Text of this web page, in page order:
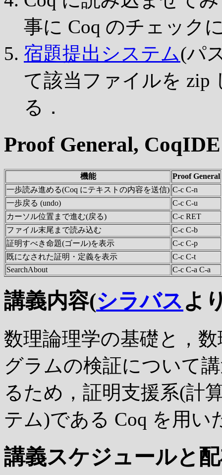
事に Coq のチェック
宿題提出システム(パ
て該当ファイルを zip
る．
Proof General,
機能
Proof General
一歩読み進める(Coq にテキストの内容を送信) C-c C-n
一歩戻る (undo)
C-c C-u
カーソル位置まで進む(戻る)
C-c RET
ファイル末尾まで読み込む
C-c C-b
証明すべき命題(ゴール)を表示
C-c C-p
既になされた証明・定義を表示
C-c C-t
SearchAbout
C-c C-a C-a
講義内容(シラバスよ
数理論理学の基礎と，
グラムの検証について
るため，証明支援系(計
テム)である Coq を用い
講義スケジュールと